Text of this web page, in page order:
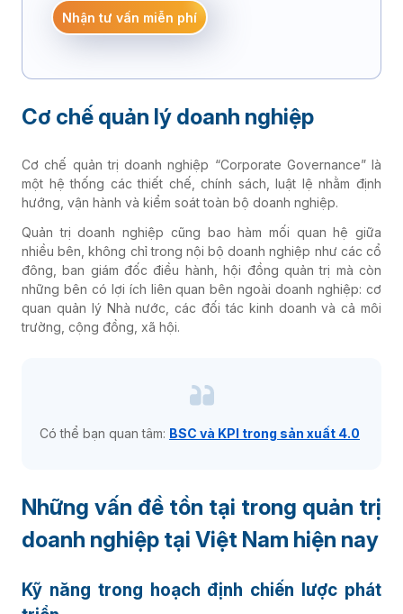
Bao bì - In ấn
Đúc nhựa
Dược phẩm
Phân phối - Bán lẻ
Vật liệu xây dựng
Nhận tư vấn miễn phí
Cơ chế quản lý doanh nghiệp
Cơ chế quản trị doanh nghiệp “Corporate Governance” là
một hệ thống các thiết chế, chính sách, luật lệ nhằm định
hướng, vận hành và kiểm soát toàn bộ doanh nghiệp.
Quản trị doanh nghiệp cũng bao hàm mối quan hệ giữa
nhiều bên, không chỉ trong nội bộ doanh nghiệp như các cổ
đông, ban giám đốc điều hành, hội đồng quản trị mà còn
những bên có lợi ích liên quan bên ngoài doanh nghiệp: cơ
quan quản lý Nhà nước, các đối tác kinh doanh và cả môi
trường, cộng đồng, xã hội.
Có thể bạn quan tâm: BSC và KPI trong sản xuất 4.0
Những vấn đề tồn tại trong quản trị
doanh nghiệp tại Việt Nam hiện nay
Kỹ năng trong hoạch định chiến lược phát